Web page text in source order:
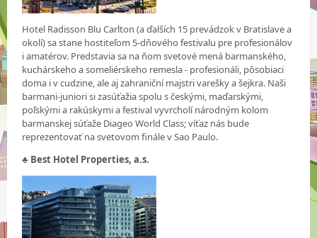
Hotel Radisson Blu Carlton (a ďalších 15 prevádzok v Bratislave a
okolí) sa stane hostiteľom 5-dňového festivalu pre profesionálov
i amatérov. Predstavia sa na ňom svetové mená barmanského,
kuchárskeho a someliérskeho remesla - profesionáli, pôsobiaci
doma i v cudzine, ale aj zahraniční majstri varešky a šejkra. Naši
barmani-juniori si zasúťažia spolu s českými, maďarskými,
poľskými a rakúskymi a festival vyvrcholí národným kolom
barmanskej súťaže Diageo World Class; víťaz nás bude
reprezentovať na svetovom finále v Sao Paulo.
♣ Best Hotel Properties, a.s.